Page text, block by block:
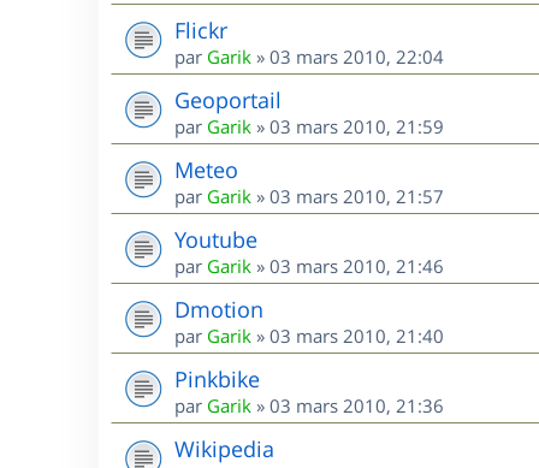
Flickr
par Garik » 03 mars 2010, 22:04
Geoportail
par Garik » 03 mars 2010, 21:59
Meteo
par Garik » 03 mars 2010, 21:57
Youtube
par Garik » 03 mars 2010, 21:46
Dmotion
par Garik » 03 mars 2010, 21:40
Pinkbike
par Garik » 03 mars 2010, 21:36
Wikipedia